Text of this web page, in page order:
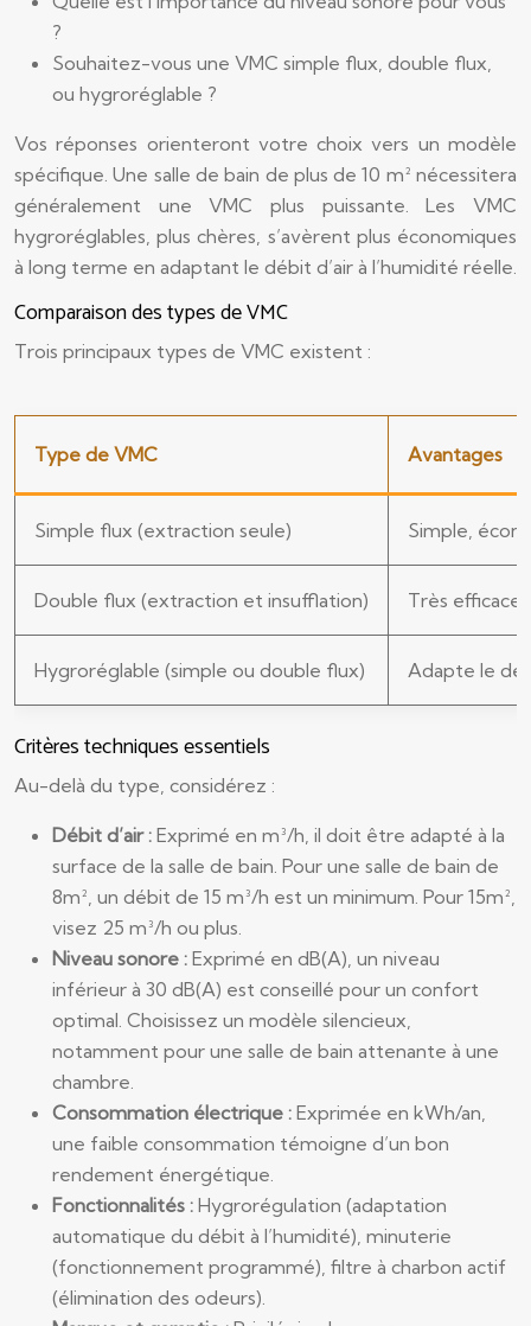
?
Souhaitez-vous une VMC simple flux, double flux,
ou hygroréglable ?
Vos réponses orienteront votre choix vers un modèle
spécifique. Une salle de bain de plus de 10 m² nécessitera
généralement une VMC plus puissante. Les VMC
hygroréglables, plus chères, s’avèrent plus économiques
à long terme en adaptant le débit d’air à l’humidité réelle.
Comparaison des types de VMC
Trois principaux types de VMC existent :
Type de VMC Avantages
Simple flux (extraction seule) Simple,
Double flux (extraction et insufflation) Très
Hygroréglable (simple ou double flux) Adapte le
Critères techniques essentiels
Au-delà du type, considérez :
Débit d’air : Exprimé en m³/h, il doit être adapté à la
surface de la salle de bain. Pour une salle de bain de
8m², un débit de 15 m³/h est un minimum. Pour 15m²,
visez 25 m³/h ou plus.
Niveau sonore : Exprimé en dB(A), un niveau
inférieur à 30 dB(A) est conseillé pour un confort
optimal. Choisissez un modèle silencieux,
notamment pour une salle de bain attenante à une
chambre.
Consommation électrique : Exprimée en kWh/an,
une faible consommation témoigne d’un bon
rendement énergétique.
Fonctionnalités : Hygrorégulation (adaptation
automatique du débit à l’humidité), minuterie
(fonctionnement programmé), filtre à charbon actif
(élimination des odeurs).